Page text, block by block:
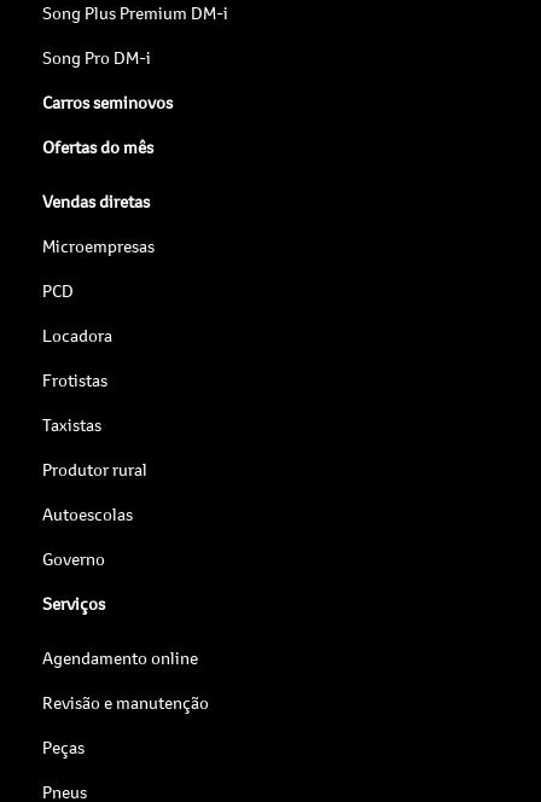
Song Plus Premium DM-i
Song Pro DM-i
Carros seminovos
Ofertas do mês
Vendas diretas
Microempresas
PCD
Locadora
Frotistas
Taxistas
Produtor rural
Autoescolas
Governo
Serviços
Agendamento online
Revisão e manutenção
Peças
Pneus